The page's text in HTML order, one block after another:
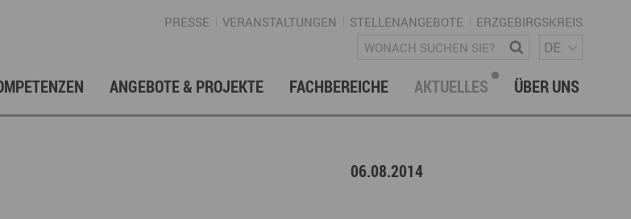
PRESSE VERANSTALTUNGEN STELLENANGEBOTE ERZGEBIRGSKREIS
Wonach suchen Sie? DE
& Investition
ANGEBOTE & PROJEKTE FACHBEREICHE
Schüler
Strategie
AKTUELLES ÜBER UNS
06.08.2014